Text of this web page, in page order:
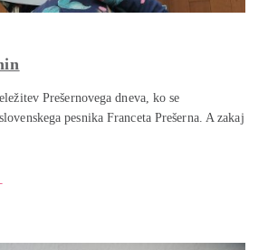
Prešernovega dneva, ko se
pesnika Franceta Prešerna. A zakaj